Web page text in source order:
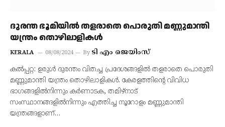
ദുരന്ത ഭൂമിയില്‍ തളരാതെ പൊരുതി മണ്ണുമാന്തി
യന്ത്രം തൊഴിലാളികള്‍
KERALA 08/08/2024 By ടി എം ജെയിംസ്
കല്‍പ്പറ്റ: ഉരുള്‍ ദുരന്തം വിതച്ച പ്രദേശങ്ങളില്‍ തളരാതെ പൊരുതി
മണ്ണുമാന്തി യന്ത്രം തൊഴിലാളികള്‍. കേരളത്തിന്റെ വിവിധ
ഭാഗങ്ങളില്‍നിന്നും കര്‍ണാടക, തമിഴ്‌നാട്
സംസ്ഥാനങ്ങളില്‍നിന്നും എത്തിച്ച നൂറോളം മണ്ണുമാന്തി
യന്ത്രങ്ങളാണ്…